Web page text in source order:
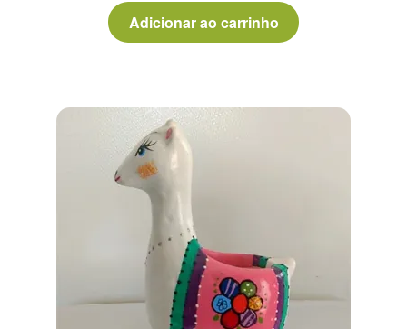
Adicionar ao carrinho